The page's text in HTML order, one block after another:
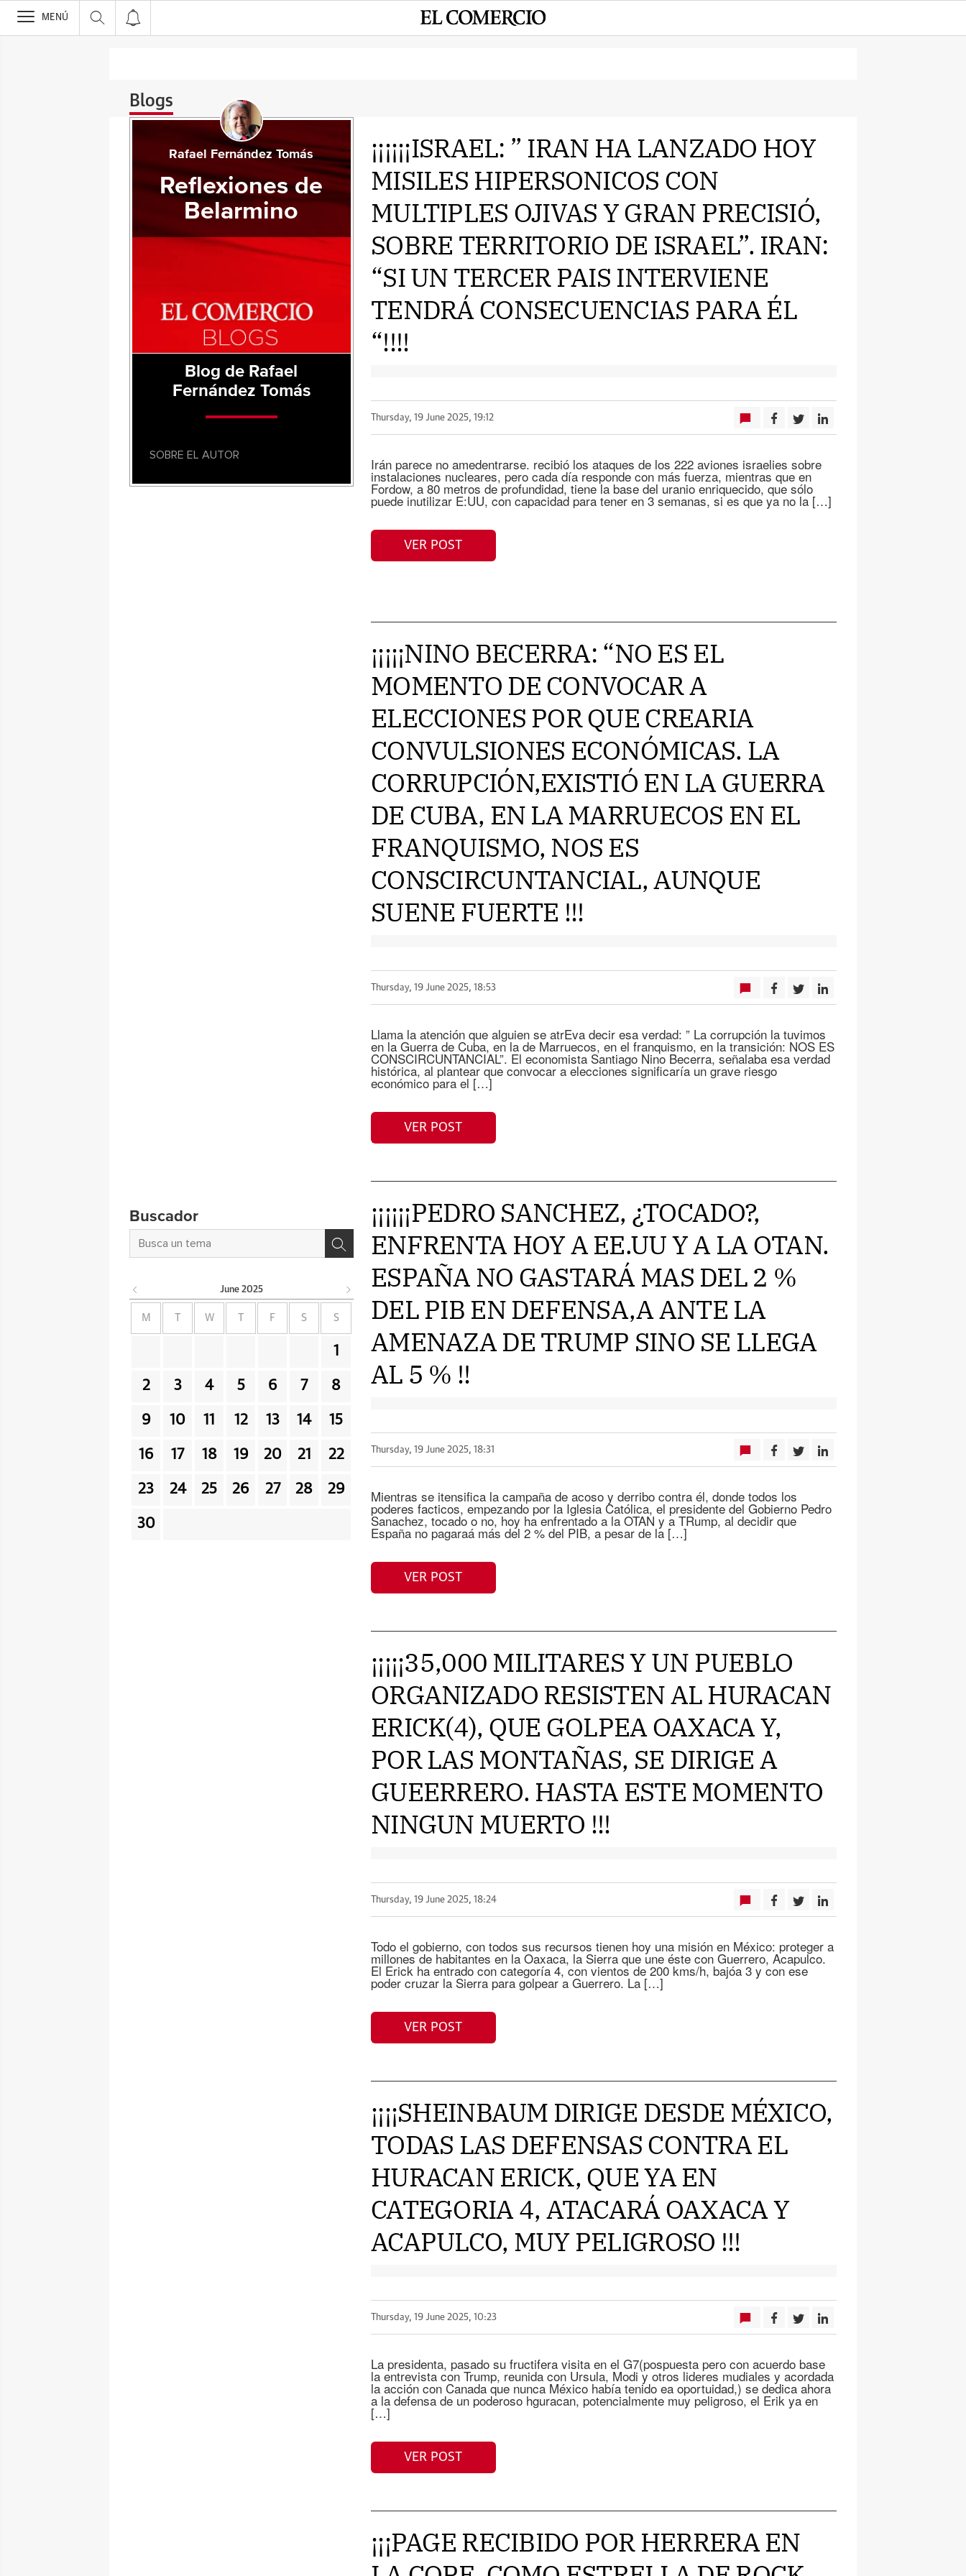
>
MENÚ
Blogs
¡¡¡¡¡¡ISRAEL: ” IRAN HA LANZADO HOY
MISILES HIPERSONICOS CON
MULTIPLES OJIVAS Y GRAN PRECISIÓ,
SOBRE TERRITORIO DE ISRAEL”. IRAN:
“SI UN TERCER PAIS INTERVIENE
TENDRÁ CONSECUENCIAS PARA ÉL
“!!!!
Thursday, 19 June 2025, 19:12
Irán parece no amedentrarse. recibió los ataques de los 222 aviones israelies sobre
instalaciones nucleares, pero cada día responde con más fuerza, mientras que en
Fordow, a 80 metros de profundidad, tiene la base del uranio enriquecido, que sólo
puede inutilizar E:UU, con capacidad para tener en 3 semanas, si es que ya no la […]
VER POST
¡¡¡¡¡NINO BECERRA: “NO ES EL
MOMENTO DE CONVOCAR A
ELECCIONES POR QUE CREARIA
CONVULSIONES ECONÓMICAS. LA
CORRUPCIÓN,EXISTIÓ EN LA GUERRA
DE CUBA, EN LA MARRUECOS EN EL
FRANQUISMO, NOS ES
CONSCIRCUNTANCIAL, AUNQUE
SUENE FUERTE !!!
Thursday, 19 June 2025, 18:53
Llama la atención que alguien se atrEva decir esa verdad: ” La corrupción la tuvimos
en la Guerra de Cuba, en la de Marruecos, en el franquismo, en la transición: NOS ES
CONSCIRCUNTANCIAL”. El economista Santiago Nino Becerra, señalaba esa verdad
histórica, al plantear que convocar a elecciones significaría un grave riesgo
económico para el […]
VER POST
¡¡¡¡¡¡PEDRO SANCHEZ, ¿TOCADO?,
ENFRENTA HOY A EE.UU Y A LA OTAN.
ESPAÑA NO GASTARÁ MAS DEL 2 %
DEL PIB EN DEFENSA,A ANTE LA
AMENAZA DE TRUMP SINO SE LLEGA
AL 5 % !!
Thursday, 19 June 2025, 18:31
Mientras se itensifica la campaña de acoso y derribo contra él, donde todos los
poderes facticos, empezando por la Iglesia Católica, el presidente del Gobierno Pedro
Sanachez, tocado o no, hoy ha enfrentado a la OTAN y a TRump, al decidir que
España no pagaraá más del 2 % del PIB, a pesar de la […]
VER POST
¡¡¡¡¡35,000 MILITARES Y UN PUEBLO
ORGANIZADO RESISTEN AL HURACAN
ERICK(4), QUE GOLPEA OAXACA Y,
POR LAS MONTAÑAS, SE DIRIGE A
GUEERRERO. HASTA ESTE MOMENTO
NINGUN MUERTO !!!
Thursday, 19 June 2025, 18:24
Todo el gobierno, con todos sus recursos tienen hoy una misión en México: proteger a
millones de habitantes en la Oaxaca, la Sierra que une éste con Guerrero, Acapulco.
El Erick ha entrado con categoría 4, con vientos de 200 kms/h, bajóa 3 y con ese
poder cruzar la Sierra para golpear a Guerrero. La […]
VER POST
¡¡¡¡SHEINBAUM DIRIGE DESDE MÉXICO,
TODAS LAS DEFENSAS CONTRA EL
HURACAN ERICK, QUE YA EN
CATEGORIA 4, ATACARÁ OAXACA Y
ACAPULCO, MUY PELIGROSO !!!
Thursday, 19 June 2025, 10:23
La presidenta, pasado su fructifera visita en el G7(pospuesta pero con acuerdo base
la entrevista con Trump, reunida con Ursula, Modi y otros lideres mudiales y acordada
la acción con Canada que nunca México había tenido ea oportuidad,) se dedica ahora
a la defensa de un poderoso hguracan, potencialmente muy peligroso, el Erik ya en
[…]
VER POST
¡¡¡PAGE RECIBIDO POR HERRERA EN
Rafael Fernández Tomás
Reflexiones de
Belarmino
Blog de Rafael
Fernández Tomás
SOBRE EL AUTOR
Buscador
June 2025
M W F S S
1
2 3 4 5 6 7 8
9 10 11 12 13 14 15
16 17 18 19 20 21 22
23 24 25 26 27 28 29
30